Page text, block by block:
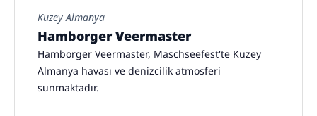
Kuzey Almanya
Hamborger Veermaster
Hamborger Veermaster, Maschseefest'te Kuzey
Almanya havası ve denizcilik atmosferi
sunmaktadır.